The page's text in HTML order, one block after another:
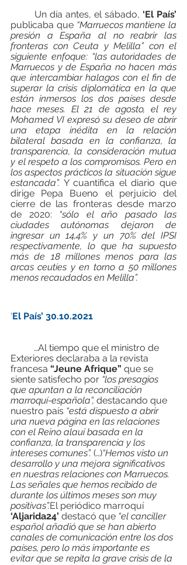
Un día antes, el sábado, ‘El País’
publicaba que “Marruecos mantiene la
presión a España al no reabrir las
fronteras con Ceuta y Melilla” con el
siguiente enfoque: “las autoridades de
Marruecos y de España no hacen más
que intercambiar halagos con el fin de
superar la crisis diplomática en la que
están inmersos los dos países desde
hace meses. El 21 de agosto, el rey
Mohamed VI expresó su deseo de abrir
una etapa inédita en la relación
bilateral basada en la confianza, la
transparencia, la consideración mutua
y el respeto a los compromisos. Pero en
los aspectos prácticos la situación sigue
estancada”. Y cuantifica el diario que
dirige Pepa Bueno el perjuicio del
cierre de las fronteras desde marzo
de 2020: “sólo el año pasado las
ciudades autónomas dejaron de
ingresar un 14,4% y un 70% del IPSI
respectivamente, lo que ha supuesto
más de 18 millones menos para las
arcas ceutíes y en torno a 50 millones
menos recaudados en Melilla”.
‘El País’ 30.10.2021
Exteriores declaraba a la revista
francesa “Jeune Afrique” que se
siente satisfecho por “los presagios
que apuntan a la reconciliación
marroquí-española”, destacando que
nuestro país “está dispuesto a abrir
una nueva página en las relaciones
con el Reino alauí basada en la
confianza, la transparencia y los
intereses comunes”. (…)“Hemos visto un
desarrollo y una mejora significativos
en nuestras relaciones con Marruecos.
Las señales que hemos recibido de
durante los últimos meses son muy
positivas”.El periódico marroquí
‘Aljarida24’ destacó que “el canciller
español añadió que se han abierto
canales de comunicación entre los dos
países, pero lo más importante es
evitar que se repita la grave crisis de la